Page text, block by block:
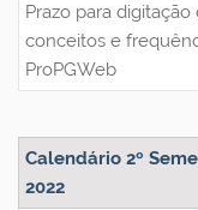
Prazo para digitação
conceitos e
ProPGWeb
Calendário 2º
2022